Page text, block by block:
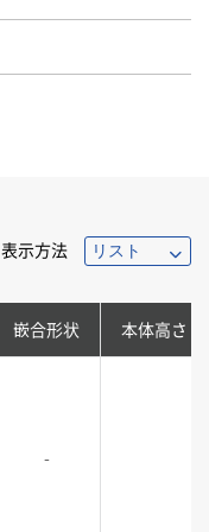
表示方法
嵌合形状 本体高さ
-